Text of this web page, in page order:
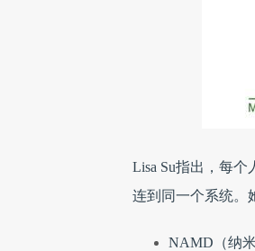
Lisa Su指出，每
连到同一个系统。
NAMD（纳